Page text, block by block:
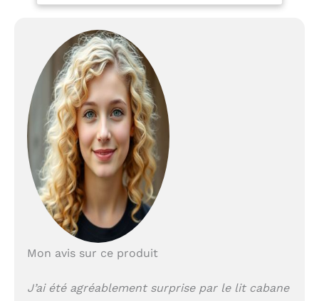
de 36 mois pour un
sûre : les enfants
particulièrement petits
dorment en toute
sécurité grâce à une
protection de barrière
qui les entoure ;
protection des bords
pour plus de sécurité et
possibilité de sortir
d'un côté
durable : grâce au cadre
au sommier à lattes, le
kg ; adapté à une
Mon avis sur ce produit
J’ai été agréablement surprise par le lit cabane